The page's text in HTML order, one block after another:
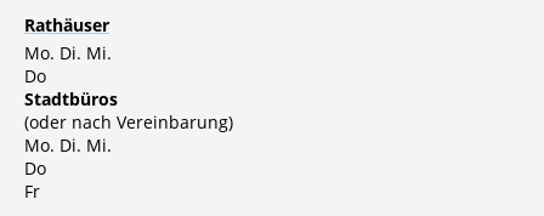
Rathäuser
Mo. Di. Mi.
Do
Stadtbüros
(oder nach Vereinbarung)
Mo. Di. Mi.
Do
Fr